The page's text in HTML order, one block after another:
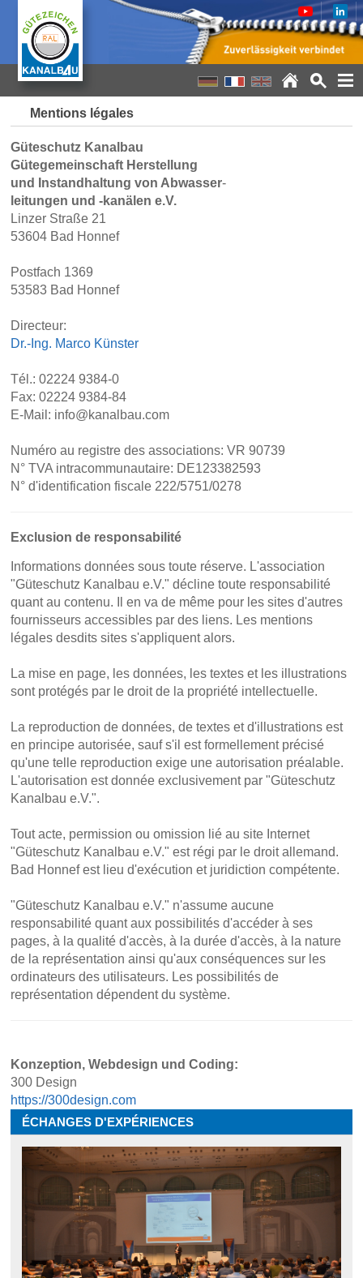
Mentions légales
Güteschutz Kanalbau
Gütegemeinschaft Herstellung
und Instandhaltung von Abwasser-
leitungen und -kanälen e.V.
Linzer Straße 21
53604 Bad Honnef
Postfach 1369
53583 Bad Honnef
Directeur:
Dr.-Ing. Marco Künster
Tél.: 02224 9384-0
Fax: 02224 9384-84
E-Mail: info@kanalbau.com
Numéro au registre des associations: VR 90739
N° TVA intracommunautaire: DE123382593
N° d'identification fiscale 222/5751/0278
Exclusion de responsabilité
Informations données sous toute réserve. L'association
"Güteschutz Kanalbau e.V." décline toute responsabilité
quant au contenu. Il en va de même pour les sites d'autres
fournisseurs accessibles par des liens. Les mentions
légales desdits sites s'appliquent alors.
La mise en page, les données, les textes et les illustrations
sont protégés par le droit de la propriété intellectuelle.
La reproduction de données, de textes et d'illustrations est
en principe autorisée, sauf s'il est formellement précisé
qu'une telle reproduction exige une autorisation préalable.
L'autorisation est donnée exclusivement par "Güteschutz
Kanalbau e.V.".
Tout acte, permission ou omission lié au site Internet
"Güteschutz Kanalbau e.V." est régi par le droit allemand.
Bad Honnef est lieu d'exécution et juridiction compétente.
"Güteschutz Kanalbau e.V." n'assume aucune
responsabilité quant aux possibilités d'accéder à ses
pages, à la qualité d'accès, à la durée d'accès, à la nature
de la représentation ainsi qu'aux conséquences sur les
ordinateurs des utilisateurs. Les possibilités de
représentation dépendent du système.
Konzeption, Webdesign und Coding:
300 Design
https://300design.com
ÉCHANGES D'EXPÉRIENCES